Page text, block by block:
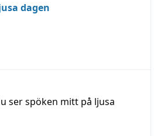
dagen
ser spöken mitt på ljusa